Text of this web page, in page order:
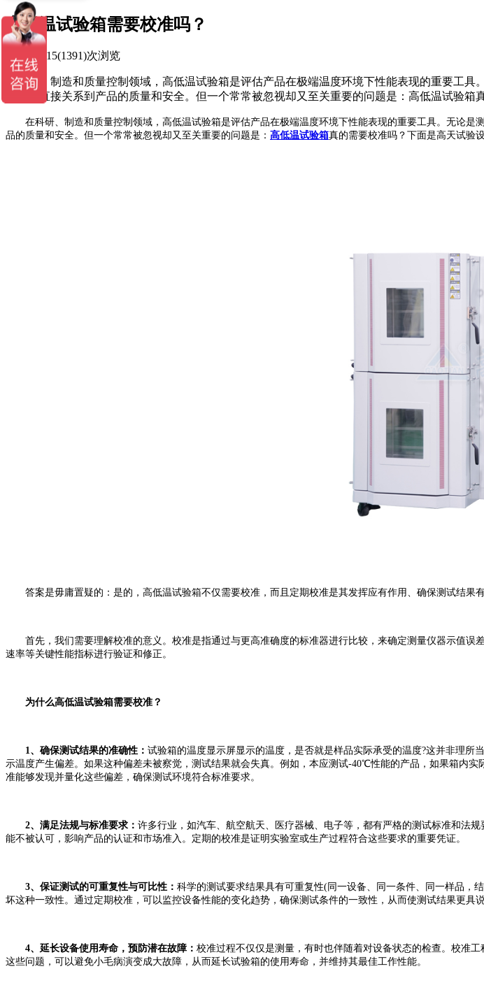
高低温试验箱需要校准吗？
2025-07-15(1391)次浏览
在科研、制造和质量控制领域，高低温试验箱是评估产品在极端温度环境下性能表现的重要工
靠性都直接关系到产品的质量和安全。但一个常常被忽视却又至关重要的问题是：高低温试验箱
在科研、制造和质量控制领域，高低温试验箱是评估产品在极端温度环境下性能表现的重要工具。无论是
品的质量和安全。但一个常常被忽视却又至关重要的问题是： 高低温试验箱真的需要校准吗？下面是高天试验
答案是毋庸置疑的：是的，高低温试验箱不仅需要校准，而且定期校准是其发挥应有作用、确保测试结果有
首先，我们需要理解校准的意义。校准是指通过与更高准确度的标准器进行比较，来确定测量仪器示值误
速率等关键性能指标进行验证和修正。
为什么高低温试验箱需要校准？
1、确保测试结果的准确性： 试验箱的温度显示屏显示的温度，是否就是样品实际承受的温度?这并非理
示温度产生偏差。如果这种偏差未被察觉，测试结果就会失真。例如，本应测试-40℃性能的产品，如果箱内
准能够发现并量化这些偏差，确保测试环境符合标准要求。
2、满足法规与标准要求： 许多行业，如汽车、航空航天、医疗器械、电子等，都有严格的测试标准和法
能不被认可，影响产品的认证和市场准入。定期的校准是证明实验室或生产过程符合这些要求的重要凭证。
3、保证测试的可重复性与可比性： 科学的测试要求结果具有可重复性(同一设备、同一条件、同一样品，
坏这种一致性。通过定期校准，可以监控设备性能的变化趋势，确保测试条件的一致性，从而使测试结果更具说
4、延长设备使用寿命，预防潜在故障： 校准过程不仅仅是测量，有时也伴随着对设备状态的检查。校准
这些问题，可以避免小毛病演变成大故障，从而延长试验箱的使用寿命，并维持其最佳工作性能。